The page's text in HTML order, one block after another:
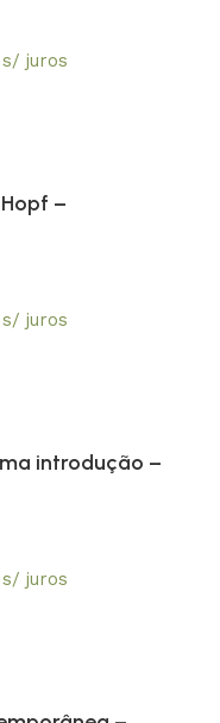
s/ juros
–
s/ juros
introdução –
s/ juros